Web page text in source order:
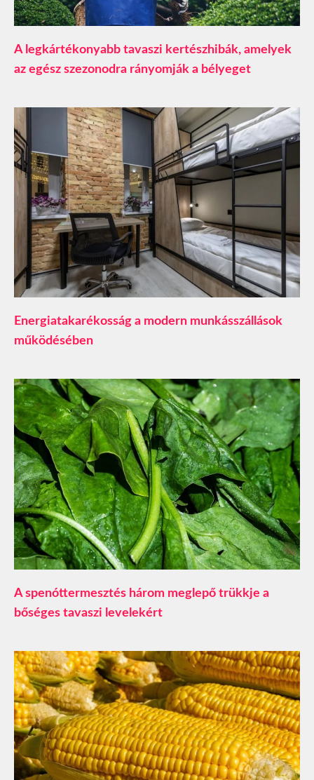
A legkártékonyabb tavaszi kertészhibák, amelyek
az egész szezonodra rányomják a bélyeget
​Energiatakarékosság a modern munkásszállások
működésében
A spenóttermesztés három meglepő trükkje a
bőséges tavaszi levelekért